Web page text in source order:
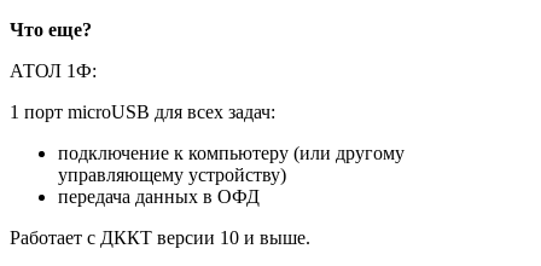
Что еще?
АТОЛ 1Ф:
1 порт microUSB для всех задач:
подключение к компьютеру (или другому
управляющему устройству)
передача данных в ОФД
Работает с ДККТ версии 10 и выше.